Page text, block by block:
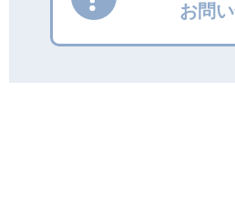
お問